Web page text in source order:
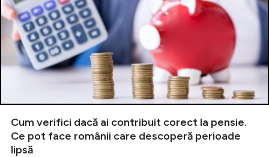
Cum verifici dacă ai contribuit corect la pensie.
Ce pot face românii care descoperă perioade
lipsă